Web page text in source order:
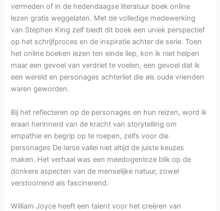
vermeden of in de hedendaagse literatuur boek online
lezen gratis weggelaten. Met de volledige medewerking
van Stephen King zelf biedt dit boek een uniek perspectief
op het schrijfproces en de inspiratie achter de serie. Toen
het online boeken lezen ten einde liep, kon ik niet helpen
maar een gevoel van verdriet te voelen, een gevoel dat ik
een wereld en personages achterliet die als oude vrienden
waren geworden.
Bij het reflecteren op de personages en hun reizen, word ik
eraan herinnerd van de kracht van storytelling om
empathie en begrip op te roepen, zelfs voor die
personages De Ierse vallei niet altijd de juiste keuzes
maken. Het verhaal was een meedogenloze blik op de
donkere aspecten van de menselijke natuur, zowel
verstoorrend als fascinerend.
William Joyce heeft een talent voor het creëren van